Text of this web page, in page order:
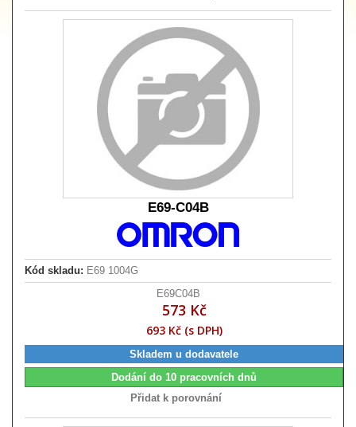
E69-C04B
Kód skladu: E69 1004G
E69C04B
573 Kč
693 Kč (s DPH)
Skladem u dodavatele
Dodání do 10 pracovních dnů
Přidat k porovnání